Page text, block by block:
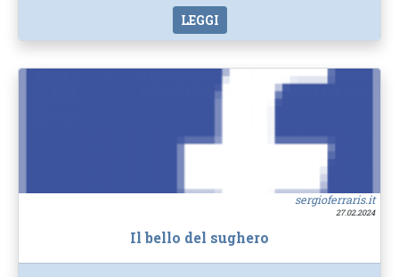
LEGGI
sergioferraris.it
27.02.2024
Il bello del sughero